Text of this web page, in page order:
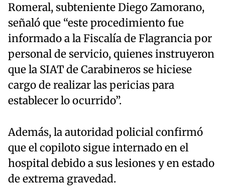
Romeral, subteniente Diego Zamorano,
señaló que “este procedimiento fue
informado a la Fiscalía de Flagrancia por
personal de servicio, quienes instruyeron
que la SIAT de Carabineros se hiciese
cargo de realizar las pericias para
establecer lo ocurrido”.
Además, la autoridad policial confirmó
que el copiloto sigue internado en el
hospital debido a sus lesiones y en estado
de extrema gravedad.